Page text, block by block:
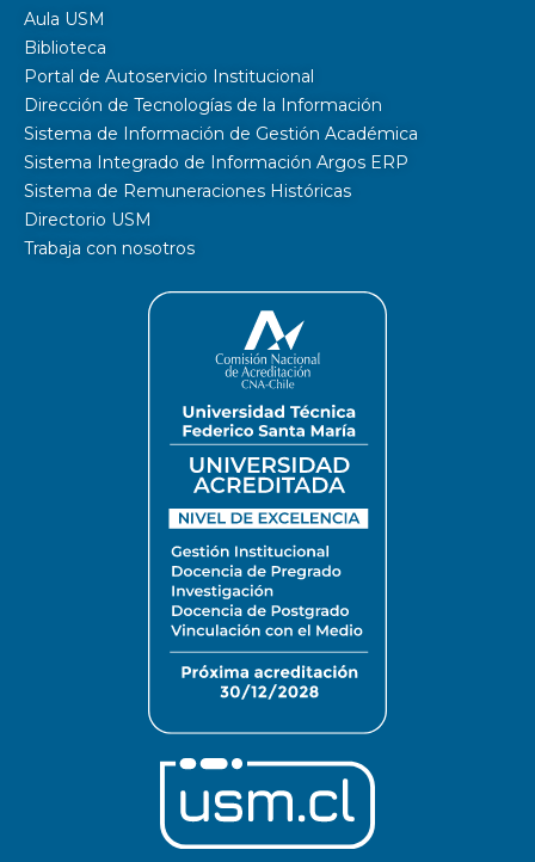
Aula USM
Biblioteca
Portal de Autoservicio Institucional
Dirección de Tecnologías de la Información
Sistema de Información de Gestión Académica
Sistema Integrado de Información Argos ERP
Sistema de Remuneraciones Históricas
Directorio USM
Trabaja con nosotros